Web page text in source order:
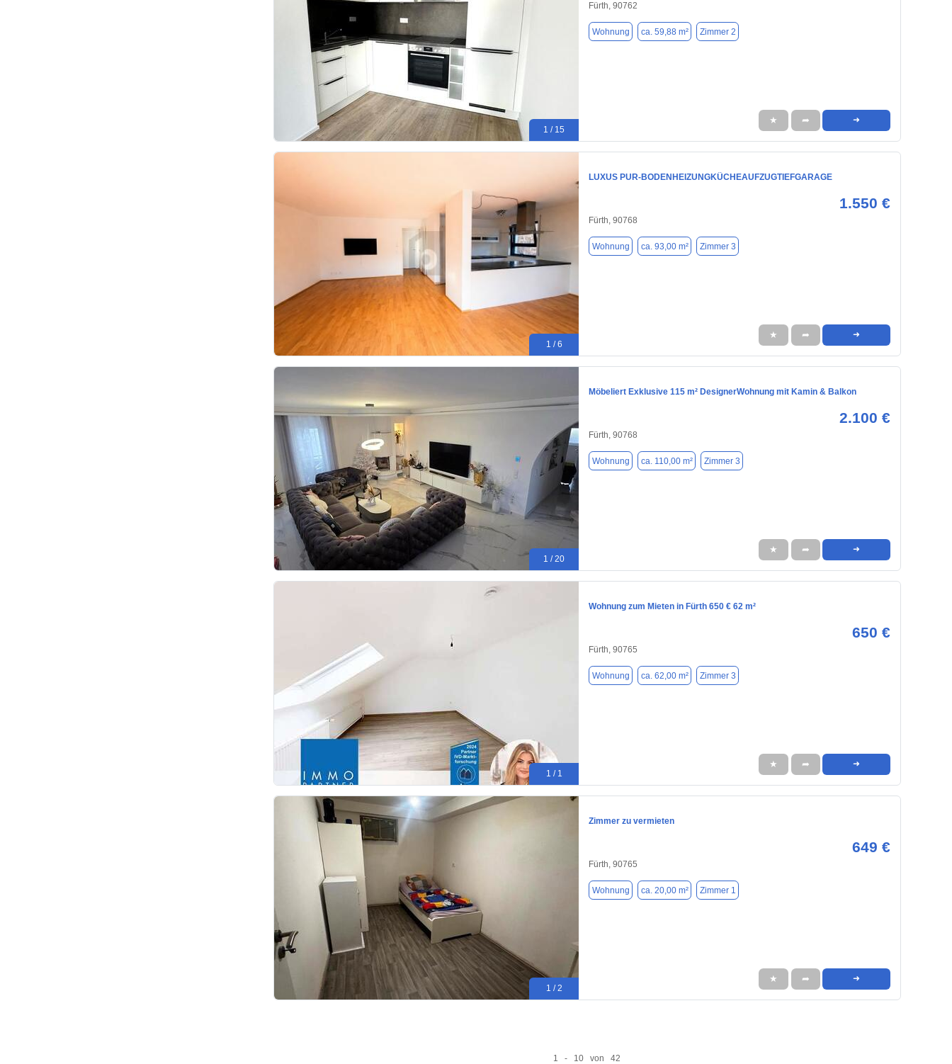
1 / 15
Fürth, 90762
Wohnung ca. 59,88 m² Zimmer 2
★ ➦ ➜
1 / 6
LUXUS PUR-BODENHEIZUNGKÜCHEAUFZUGTIEFGARAGE
1.550 €
Fürth, 90768
Wohnung ca. 93,00 m² Zimmer 3
★ ➦ ➜
1 / 20
Möbeliert Exklusive 115 m² DesignerWohnung mit Kamin & Balkon
2.100 €
Fürth, 90768
Wohnung ca. 110,00 m² Zimmer 3
★ ➦ ➜
1 / 1
Wohnung zum Mieten in Fürth 650 € 62 m²
650 €
Fürth, 90765
Wohnung ca. 62,00 m² Zimmer 3
★ ➦ ➜
1 / 2
Zimmer zu vermieten
649 €
Fürth, 90765
Wohnung ca. 20,00 m² Zimmer 1
★ ➦ ➜
1 - 10 von 42